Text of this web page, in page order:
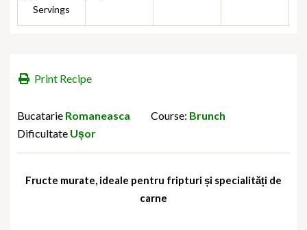
Servings
Print Recipe
Bucatarie Romaneasca Course: Brunch
Dificultate Ușor
Fructe murate, ideale pentru fripturi și specialități de
carne